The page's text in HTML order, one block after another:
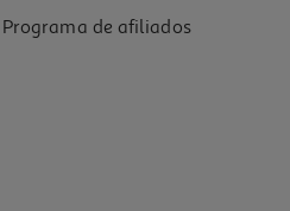
Programa de afiliados